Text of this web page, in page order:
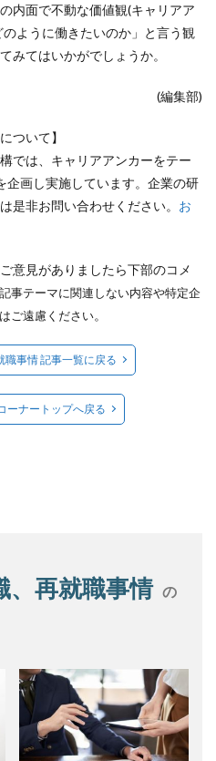
内面で不動な価値観(キャリアア
ように働きたいのか」と言う観
みてはいかがでしょうか。
(編集部)
ついて】
では、キャリアアンカーをテー
企画し実施しています。企業の研
是非お問い合わせください。 お
意見がありましたら下部のコメ
事テーマに関連しない内容や特定企
ご遠慮ください。
職事情 記事一覧に戻る
ーナートップへ戻る
、再就職事情 の